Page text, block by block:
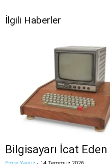
İlgili Haberler
Bilgisayarı İcat